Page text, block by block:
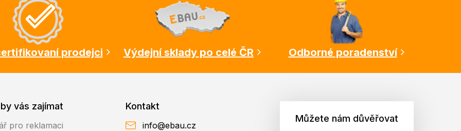
prodejci Výdejní sklady po celé ČR Odborné poradenství
vás zajímat
pro reklamaci
Kontakt
info@ebau.cz
Můžete nám důvěřovat